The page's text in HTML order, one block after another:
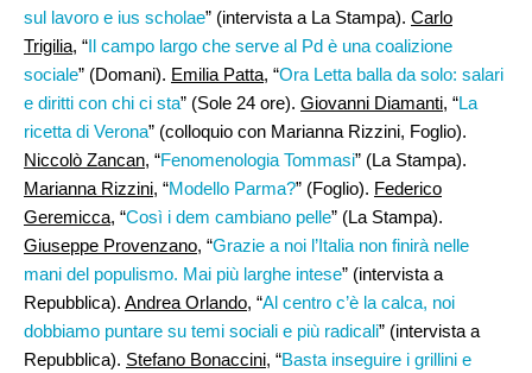
sul lavoro e ius scholae” (intervista a La Stampa). Carlo
Trigilia, “Il campo largo che serve al Pd è una coalizione
sociale” (Domani). Emilia Patta, “Ora Letta balla da solo: salari
e diritti con chi ci sta” (Sole 24 ore). Giovanni Diamanti, “La
ricetta di Verona” (colloquio con Marianna Rizzini, Foglio).
Niccolò Zancan, “Fenomenologia Tommasi” (La Stampa).
Marianna Rizzini, “Modello Parma?” (Foglio). Federico
Geremicca, “Così i dem cambiano pelle” (La Stampa).
Giuseppe Provenzano, “Grazie a noi l’Italia non finirà nelle
mani del populismo. Mai più larghe intese” (intervista a
Repubblica). Andrea Orlando, “Al centro c’è la calca, noi
dobbiamo puntare su temi sociali e più radicali” (intervista a
Repubblica). Stefano Bonaccini, “Basta inseguire i grillini e